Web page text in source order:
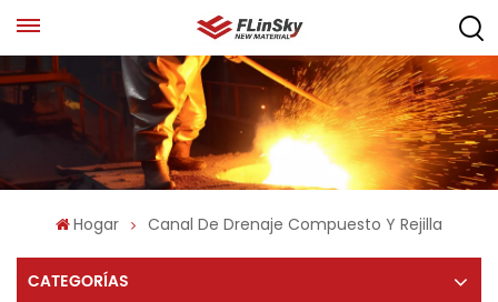
Hogar Canal De Drenaje Compuesto Y Rejilla
CATEGORÍAS